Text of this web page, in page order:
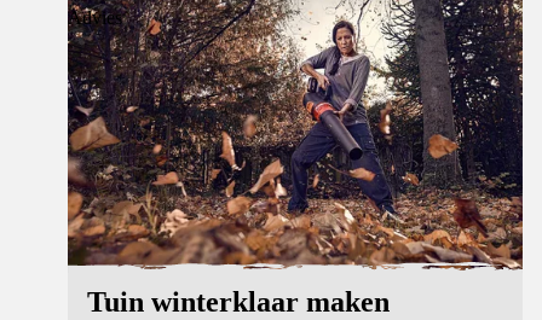
Advies
Tuin winterklaar maken